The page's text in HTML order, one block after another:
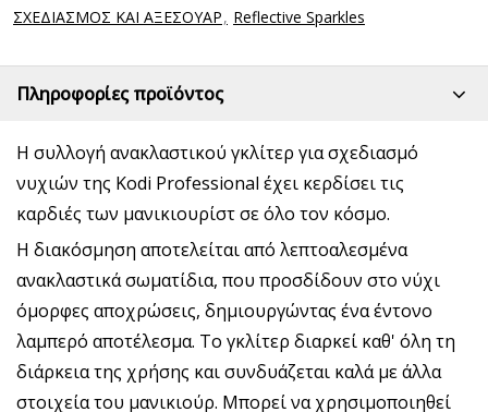
ΣΧΕΔΙΑΣΜΟΣ ΚΑΙ ΑΞΕΣΟΥΑΡ
Reflective Sparkles
Πληροφορίες προϊόντος
Η συλλογή ανακλαστικού γκλίτερ για σχεδιασμό
νυχιών της Kodi Professional έχει κερδίσει τις
καρδιές των μανικιουρίστ σε όλο τον κόσμο.
Η διακόσμηση αποτελείται από λεπτοαλεσμένα
ανακλαστικά σωματίδια, που προσδίδουν στο νύχι
όμορφες αποχρώσεις, δημιουργώντας ένα έντονο
λαμπερό αποτέλεσμα. Το γκλίτερ διαρκεί καθ' όλη τη
διάρκεια της χρήσης και συνδυάζεται καλά με άλλα
στοιχεία του μανικιούρ. Μπορεί να χρησιμοποιηθεί